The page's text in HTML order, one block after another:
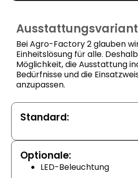
Bei Agro-Factory 2 glauben
Einheitslösung für alle.
Möglichkeit, die Ausstattung
Bedürfnisse und die
anzupassen.
Standard:
Optionale:
LED-Beleuchtung